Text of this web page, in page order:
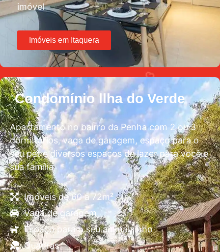
imóvel
Imóveis em Itaquera
Condomínio llha do Verde
Apartamento no bairro da Penha com 2 ou 3
dormitórios, vaga de garagem, espaço para o
seu pet e diversos espaços de lazer para você e
sua família
Imóveis de 60 a 72m²
Vaga de garagem
Espaço para o seu animalzinho
Quadras